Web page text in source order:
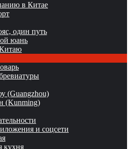
в Китае
один путь
юань
(Guangzhou)
(Kunming)
и соцсети
кухня